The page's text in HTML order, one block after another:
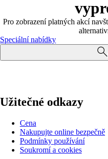
Pro zobrazení platných akcí
Speciální nabídky
Užitečné odkazy
Cena
Nakupujte online bezpečně
Podmínky používání
Soukromí a cookies